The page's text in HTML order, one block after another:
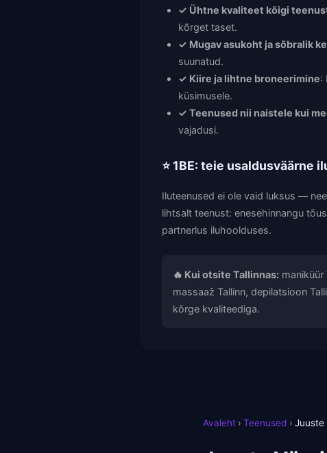
✓ Ühtne kvaliteet kõigi
kõrget taset.
✓ Mugav asukoht ja sõbralik
suunatud.
✓ Kiire ja lihtne broneerimine:
küsimusele.
✓ Teenused nii naistele kui
vajadusi.
⭐ 1BE: teie usaldusväärne
Iluteenused ei ole vaid luksus —
lihtsalt teenust: enesehinnangu
partnerlus iluhoolduses.
🔥 Kui otsite Tallinnas: maniküür
massaaž Tallinn, depilatsioon
kõrge kvaliteediga.
Avaleht › Teenused › Juuste